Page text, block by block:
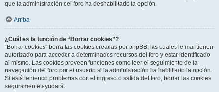
que la administración del foro ha deshabilitado la opción.
Arriba
¿Cuál es la función de “Borrar cookies”?
“Borrar cookies” borra las cookies creadas por phpBB, las cuales le mantienen
autorizado para acceder a determinados recursos del foro y estar identificado
al mismo. Las cookies proveen funciones como leer el seguimiento de la
navegación del foro por el usuario si la administración ha habilitado la opción.
Si está teniendo problemas con el ingreso o salida del foro, borrar las cookies
seguramente ayudará.